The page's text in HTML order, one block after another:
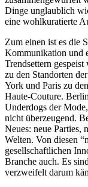
Dinge unglaublich
eine wohlkuratierte
Zum einen ist es die
Kommunikation und
Trendsettern
zu den Standorten
York und Paris zu
Haute-Couture.
Underdogs der
nicht überzeugend.
Neues: neue Parties,
Welten. Von diesen
gesellschaftlichen
Branche auch. Es
verzweifelt darum